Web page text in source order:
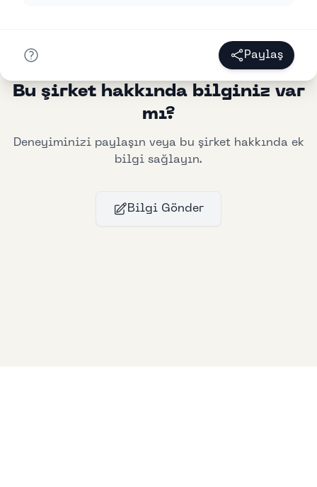
Paylaş
Bu şirket hakkında bilginiz var
mı?
Deneyiminizi paylaşın veya bu şirket hakkında ek
bilgi sağlayın.
Bilgi Gönder